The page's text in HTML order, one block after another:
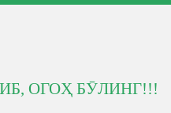
ОГОҲ БӮЛИНГ!!!